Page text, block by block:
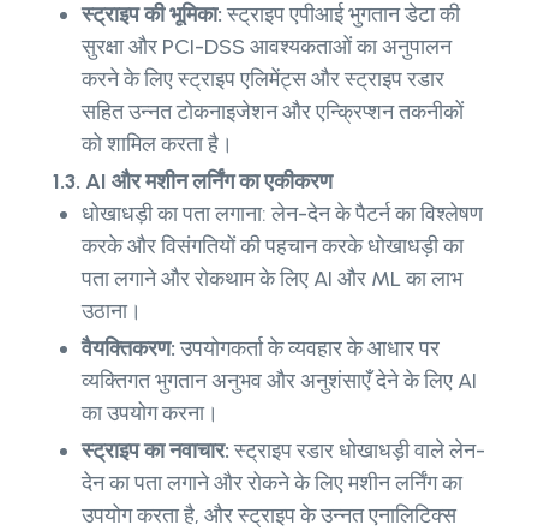
स्ट्राइप की भूमिका:स्ट्राइप एपीआई भुगतान डेटा की
सुरक्षा और PCI-DSS आवश्यकताओं का अनुपालन
करने के लिए स्ट्राइप एलिमेंट्स और स्ट्राइप रडार
सहित उन्नत टोकनाइजेशन और एन्क्रिप्शन तकनीकों
को शामिल करता है।
1.3. AI और मशीन लर्निंग का एकीकरण
धोखाधड़ी का पता लगाना: लेन-देन के पैटर्न का विश्लेषण
करके और विसंगतियों की पहचान करके धोखाधड़ी का
पता लगाने और रोकथाम के लिए AI और ML का लाभ
उठाना।
वैयक्तिकरण:उपयोगकर्ता के व्यवहार के आधार पर
व्यक्तिगत भुगतान अनुभव और अनुशंसाएँ देने के लिए AI
का उपयोग करना।
स्ट्राइप का नवाचार:स्ट्राइप रडार धोखाधड़ी वाले लेन-
देन का पता लगाने और रोकने के लिए मशीन लर्निंग का
उपयोग करता है, और स्ट्राइप के उन्नत एनालिटिक्स